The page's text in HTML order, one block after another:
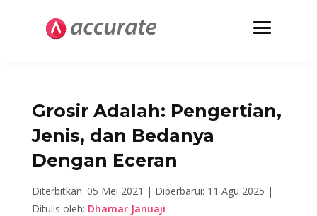
Grosir Adalah: Pengertian,
Jenis, dan Bedanya
Dengan Eceran
Diterbitkan: 05 Mei 2021 | Diperbarui: 11 Agu 2025 |
Ditulis oleh: Dhamar Januaji